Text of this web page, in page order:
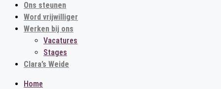
Ons steunen
Word vrijwilliger
Werken bij ons
Vacatures
Stages
Clara’s Weide
Home